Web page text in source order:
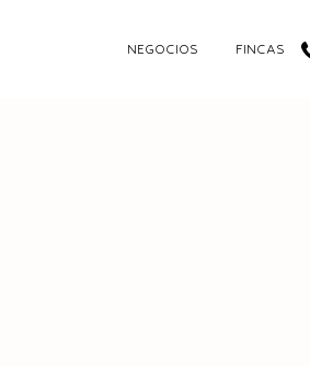
NEGOCIOS FINCAS